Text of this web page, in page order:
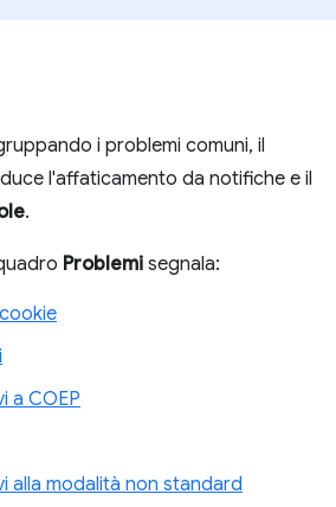
i problemi comuni, il
l'affaticamento da notifiche e il
.
Problemi segnala:
a COEP
alla modalità non standard